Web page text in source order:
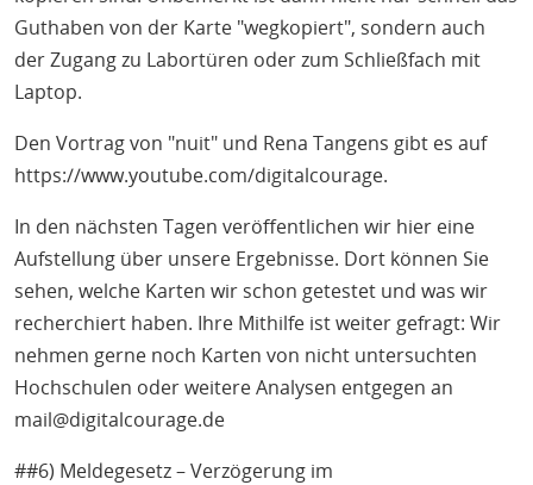
Guthaben von der Karte "wegkopiert", sondern auch
der Zugang zu Labortüren oder zum Schließfach mit
Laptop.
Den Vortrag von "nuit" und Rena Tangens gibt es auf
https://www.youtube.com/digitalcourage.
In den nächsten Tagen veröffentlichen wir hier eine
Aufstellung über unsere Ergebnisse. Dort können Sie
sehen, welche Karten wir schon getestet und was wir
recherchiert haben. Ihre Mithilfe ist weiter gefragt: Wir
nehmen gerne noch Karten von nicht untersuchten
Hochschulen oder weitere Analysen entgegen an
mail@digitalcourage.de
##6) Meldegesetz – Verzögerung im